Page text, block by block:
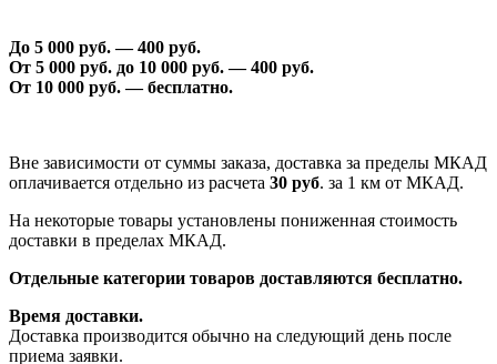
До 5 000 руб. —400 руб.
От 5 000 руб. до 10 000 руб. —400 руб.
От 10 000 руб. — бесплатно.
Вне зависимости от суммы заказа, доставка за пределы МКАД
оплачивается отдельно из расчета 30 руб. за 1 км от МКАД.
На некоторые товары установлены пониженная стоимость
доставки в пределах МКАД.
Отдельные категории товаров доставляются бесплатно.
Время доставки.
Доставка производится обычно на следующий день после
приема заявки.